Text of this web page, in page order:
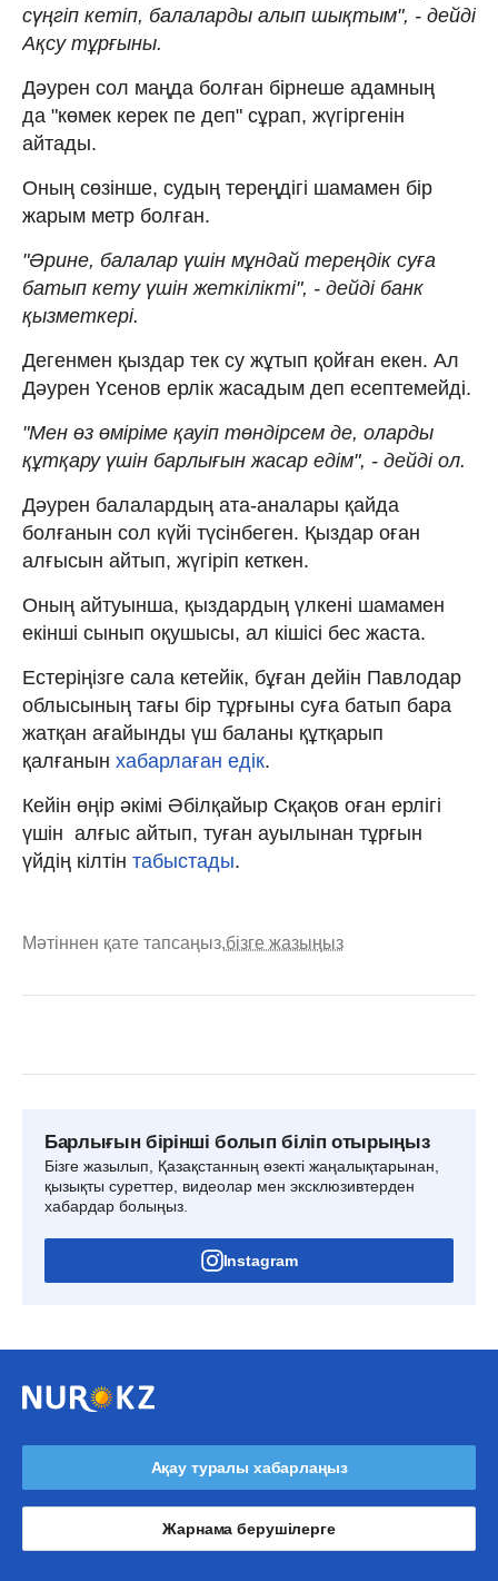
сүңгіп кетіп, балаларды алып шықтым", - дейді
Ақсу тұрғыны.
Дәурен сол маңда болған бірнеше адамның
да "көмек керек пе деп" сұрап, жүгіргенін
айтады.
Оның сөзінше, судың тереңдігі шамамен бір
жарым метр болған.
"Әрине, балалар үшін мұндай тереңдік суға
батып кету үшін жеткілікті", - дейді банк
қызметкері.
Дегенмен қыздар тек су жұтып қойған екен. Ал
Дәурен Үсенов ерлік жасадым деп есептемейді.
"Мен өз өміріме қауіп төндірсем де, оларды
құтқару үшін барлығын жасар едім", - дейді ол.
Дәурен балалардың ата-аналары қайда
болғанын сол күйі түсінбеген. Қыздар оған
алғысын айтып, жүгіріп кеткен.
Оның айтуынша, қыздардың үлкені шамамен
екінші сынып оқушысы, ал кішісі бес жаста.
Естеріңізге сала кетейік, бұған дейін Павлодар
облысының тағы бір тұрғыны суға батып бара
жатқан ағайынды үш баланы құтқарып
қалғанын хабарлаған едік.
Кейін өңір әкімі Әбілқайыр Сқақов оған ерлігі
үшін алғыс айтып, туған ауылынан тұрғын
үйдің кілтін табыстады.
Мәтіннен қате тапсаңыз,бізге жазыңыз
Барлығын бірінші болып біліп отырыңыз
Бізге жазылып, Қазақстанның өзекті жаңалықтарынан,
қызықты суреттер, видеолар мен эксклюзивтерден
хабардар болыңыз.
Instagram
Ақау туралы хабарлаңыз
Жарнама берушілерге